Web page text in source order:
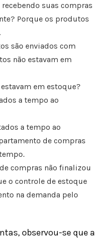
suas compras
Porque os produtos
são enviados com
não estavam em
em estoque?
a tempo ao
a tempo ao
de compras
compras não finalizou
o controle de estoque
na demanda pelo
observou-se que a